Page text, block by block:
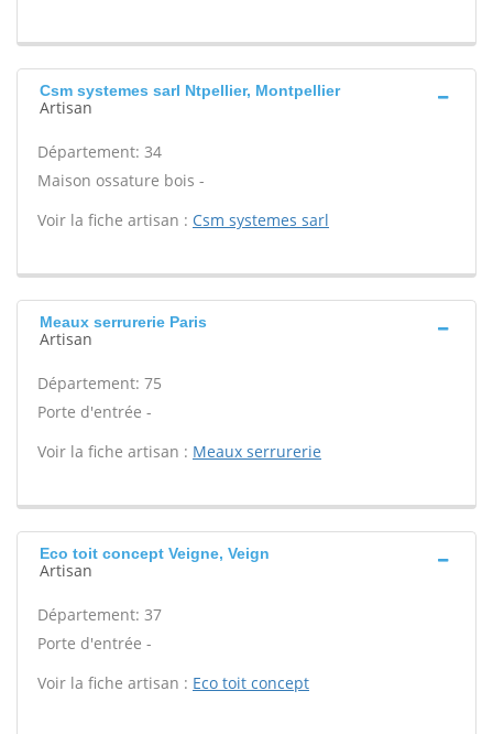
Csm systemes sarl Ntpellier, Montpellier
Artisan
Département: 34
Maison ossature bois -
Voir la fiche artisan : Csm systemes sarl
Meaux serrurerie Paris
Artisan
Département: 75
Porte d'entrée -
Voir la fiche artisan : Meaux serrurerie
Eco toit concept Veigne, Veign
Artisan
Département: 37
Porte d'entrée -
Voir la fiche artisan : Eco toit concept